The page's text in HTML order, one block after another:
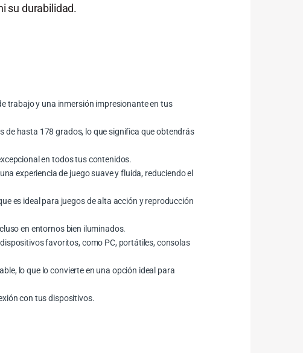
su durabilidad.
trabajo y una inmersión impresionante en tus
de hasta 178 grados, lo que significa que obtendrás
en todos tus contenidos.
experiencia de juego suave y fluida, reduciendo el
es ideal para juegos de alta acción y reproducción
en entornos bien iluminados.
favoritos, como PC, portátiles, consolas
lo que lo convierte en una opción ideal para
con tus dispositivos.